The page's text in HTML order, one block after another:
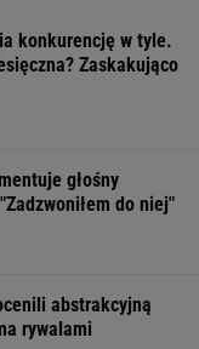
konkurencję w tyle.
Zaskakująco
głośny
do niej"
abstrakcyjną
rywalami